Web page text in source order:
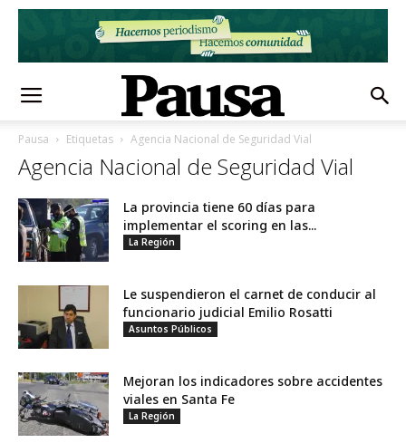
Pausa Etiquetas Agencia Nacional de Seguridad Vial
Agencia Nacional de Seguridad Vial
La provincia tiene 60 días para
implementar el scoring en las...
La Región
Le suspendieron el carnet de conducir al
funcionario judicial Emilio Rosatti
Asuntos Públicos
Mejoran los indicadores sobre accidentes
viales en Santa Fe
La Región